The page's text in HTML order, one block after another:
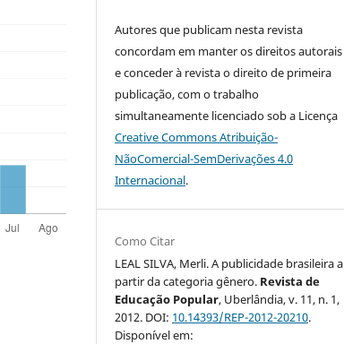
Autores que publicam nesta revista
concordam em manter os direitos autorais
e conceder à revista o direito de primeira
publicação, com o trabalho
simultaneamente licenciado sob a Licença
Creative Commons Atribuição-
NãoComercial-SemDerivações 4.0
Internacional.
Como Citar
LEAL SILVA, Merli. A publicidade brasileira a
partir da categoria gênero. Revista de
Educação Popular, Uberlândia, v. 11, n. 1,
2012. DOI: 10.14393/REP-2012-20210.
Disponível em: